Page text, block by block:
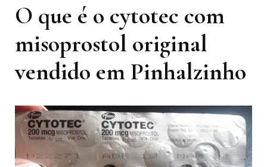
O que é o cytotec com
misoprostol original
vendido em Pinhalzinho